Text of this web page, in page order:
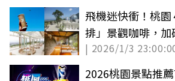
飛機迷快衝！桃
排」景觀咖啡，加
本、峇里島」美店
| 2026/1/3
2026桃園景點推